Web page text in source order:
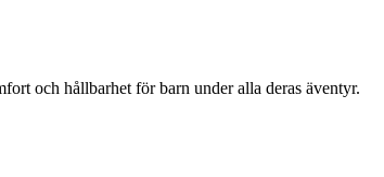
och hållbarhet för barn under alla deras äventyr.